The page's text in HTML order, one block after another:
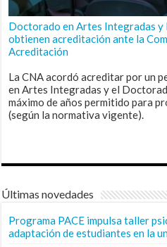
Doctorado en Artes Integradas y
obtienen acreditación ante la
Acreditación
La CNA acordó acreditar por un
en Artes Integradas y el
máximo de años permitido para
(según la normativa vigente).
Últimas novedades
Programa PACE impulsa taller
adaptación de estudiantes en la